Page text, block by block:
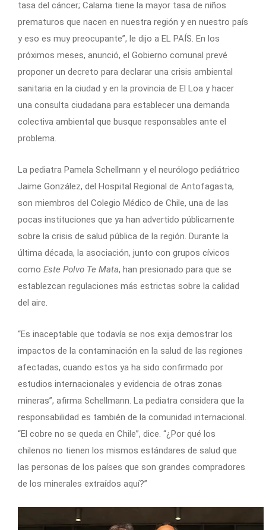
tasa del cáncer; Calama tiene la mayor tasa de niños
prematuros que nacen en nuestra región y en nuestro país
y eso es muy preocupante”, le dijo a EL PAÍS. En los
próximos meses, anunció, el Gobierno comunal prevé
proponer un decreto para declarar una crisis ambiental
sanitaria en la ciudad y en la provincia de El Loa y hacer
una consulta ciudadana para establecer una demanda
colectiva ambiental que busque responsables ante el
problema.
La pediatra Pamela Schellmann y el neurólogo pediátrico
Jaime González, del Hospital Regional de Antofagasta,
son miembros del Colegio Médico de Chile, una de las
pocas instituciones que ya han advertido públicamente
sobre la crisis de salud pública de la región. Durante la
última década, la asociación, junto con grupos cívicos
como Este Polvo Te Mata, han presionado para que se
establezcan regulaciones más estrictas sobre la calidad
del aire.
“Es inaceptable que todavía se nos exija demostrar los
impactos de la contaminación en la salud de las regiones
afectadas, cuando estos ya ha sido confirmado por
estudios internacionales y evidencia de otras zonas
mineras”, afirma Schellmann. La pediatra considera que la
responsabilidad es también de la comunidad internacional.
“El cobre no se queda en Chile”, dice. “¿Por qué los
chilenos no tienen los mismos estándares de salud que
las personas de los países que son grandes compradores
de los minerales extraídos aquí?”